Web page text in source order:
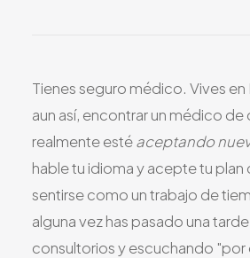
Ansiedad
Depresión
Tienes seguro médico. Vives
aun así, encontrar un médico
realmente estéaceptando
hable tu idioma y acepte tu plan
sentirse como un trabajo de
alguna vez has pasado una
consultorios y escuchando